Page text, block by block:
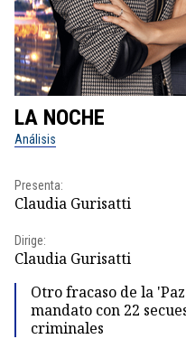
LA NOCHE
Análisis
Presenta:
Claudia Gurisatti
Dirige:
Claudia Gurisatti
Otro fracaso de la
mandato con 22
criminales